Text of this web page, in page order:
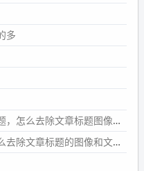
的时候没办法主动取消
取，今天连提交都卡
多
你好，Z-Blog你这个mzDanron主题，怎么去除文章标题图像和文章摘要，仅显示标题，感谢回复！
你好，你mzDanron这个主题，怎么去除文章标题的图像和文章摘要！仅显示标题，感谢回复解决！